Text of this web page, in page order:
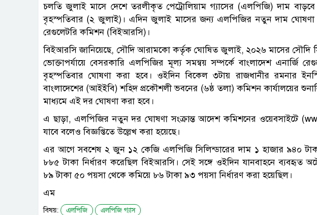
চলতি জুলাই মাসে দেশে তরলীকৃত পেট্রোলিয়াম গ্যাসের (এলপিজি) দাম
বৃহস্পতিবার (২ জুলাই)। এদিন জুলাই মাসের জন্য এলপিজির নতুন দাম ঘোষণা
রেগুলেটরি কমিশন (বিইআরসি)।
বিইআরসি জানিয়েছে, সৌদি আরামকো কর্তৃক ঘোষিত জুলাই, ২০২৬ মাসের সৌদি
ভোক্তাপর্যায়ে বেসরকারি এলপিজির মূল্য সমন্বয় সম্পর্কে বাংলাদেশ এনার্জি
বৃহস্পতিবার ঘোষণা করা হবে। ওইদিন বিকেল ৩টায় রাজধানীর রমনার
বাংলাদেশের (আইইবি) শহিদ প্রকৌশলী ভবনের (৬ষ্ঠ তলা) কমিশন কার্যালয়ের
মাধ্যমে এই দর ঘোষণা করা হবে।
এ ছাড়া, এলপিজির নতুন দর ঘোষণা সংক্রান্ত আদেশ কমিশনের ওয়েবসাইটে
যাবে বলেও বিজ্ঞপ্তিতে উল্লেখ করা হয়েছে।
এর আগে সবশেষ ২ জুন ১২ কেজি এলপিজি সিলিন্ডারের দাম ১ হাজার ৯৪০
৮৮৫ টাকা নির্ধারণ করেছিল বিইআরসি। সেই সঙ্গে ওইদিন যানবাহনে ব্যবহৃত
৮৯ টাকা ৫০ পয়সা থেকে কমিয়ে ৮৬ টাকা ৯৩ পয়সা নির্ধারণ করা হয়েছিল।
এম
বিষয়: এলপিজি এলপিজি গ্যাস